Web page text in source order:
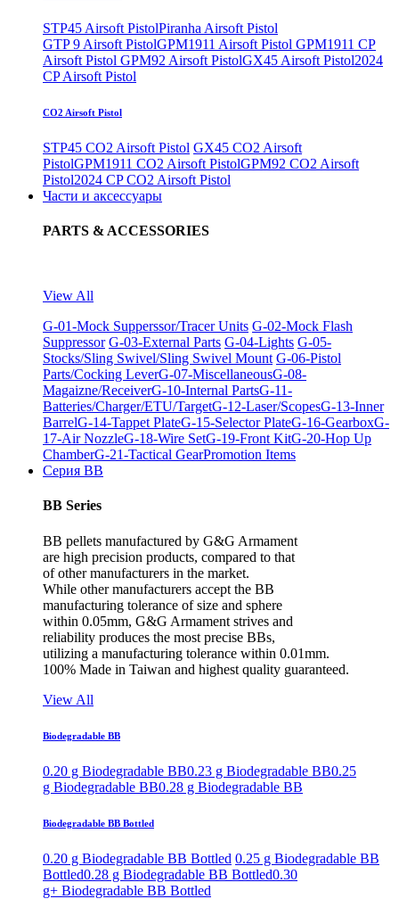
STP45 Airsoft PistolPiranha Airsoft Pistol
GTP 9 Airsoft PistolGPM1911 Airsoft Pistol GPM1911 CP
Airsoft Pistol GPM92 Airsoft PistolGX45 Airsoft Pistol2024
CP Airsoft Pistol
CO2 Airsoft Pistol
STP45 CO2 Airsoft Pistol GX45 CO2 Airsoft
PistolGPM1911 CO2 Airsoft PistolGPM92 CO2 Airsoft
Pistol2024 CP CO2 Airsoft Pistol
Части и аксессуары
PARTS & ACCESSORIES
View All
G-01-Mock Supperssor/Tracer Units G-02-Mock Flash
Suppressor G-03-External Parts G-04-Lights G-05-
Stocks/Sling Swivel/Sling Swivel Mount G-06-Pistol
Parts/Cocking LeverG-07-MiscellaneousG-08-
Magaizne/ReceiverG-10-Internal PartsG-11-
Batteries/Charger/ETU/TargetG-12-Laser/ScopesG-13-Inner
BarrelG-14-Tappet PlateG-15-Selector PlateG-16-GearboxG-
17-Air NozzleG-18-Wire SetG-19-Front KitG-20-Hop Up
ChamberG-21-Tactical GearPromotion Items
Серия BB
BB Series
BB pellets manufactured by G&G Armament
are high precision products, compared to that
of other manufacturers in the market.
While other manufacturers accept the BB
manufacturing tolerance of size and sphere
within 0.05mm, G&G Armament strives and
reliability produces the most precise BBs,
utilizing a manufacturing tolerance within 0.01mm.
100% Made in Taiwan and highest quality guaranteed.
View All
Biodegradable BB
0.20 g Biodegradable BB0.23 g Biodegradable BB0.25
g Biodegradable BB0.28 g Biodegradable BB
Biodegradable BB Bottled
0.20 g Biodegradable BB Bottled 0.25 g Biodegradable BB
Bottled0.28 g Biodegradable BB Bottled0.30
g+ Biodegradable BB Bottled